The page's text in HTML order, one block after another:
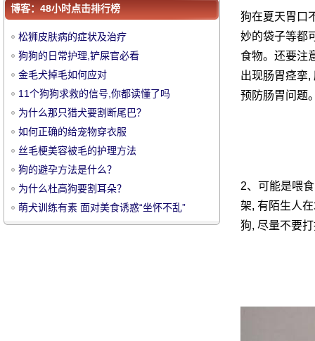
宠
狗在夏天胃口
妙的袋子等都
食物。还要注
出现肠胃痉挛,
预防肠胃问题
2、可能是喂
架, 有陌生人
狗, 尽量不要
博客：48小时点击排行榜
松狮皮肤病的症状及治疗
狗狗的日常护理,铲屎官必看
金毛犬掉毛如何应对
11个狗狗求救的信号,你都读懂了吗
为什么那只猎犬要割断尾巴？
如何正确的给宠物穿衣服
丝毛梗美容被毛的护理方法
狗的避孕方法是什么？
为什么杜高狗要割耳朵？
萌犬训练有素 面对美食诱惑“坐怀不乱”